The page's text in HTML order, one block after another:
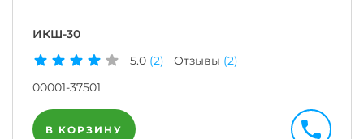
ИКШ-30
5.0 (2) Отзывы (2)
00001-37501
В КОРЗИНУ